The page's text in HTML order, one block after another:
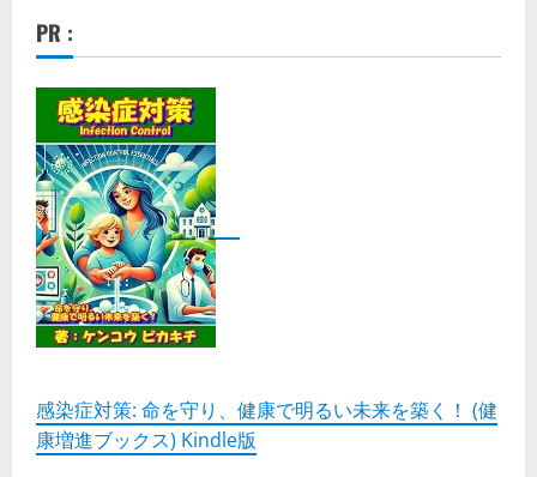
PR :
感染症対策: 命を守り、健康で明るい未来を築く！ (健
康増進ブックス) Kindle版